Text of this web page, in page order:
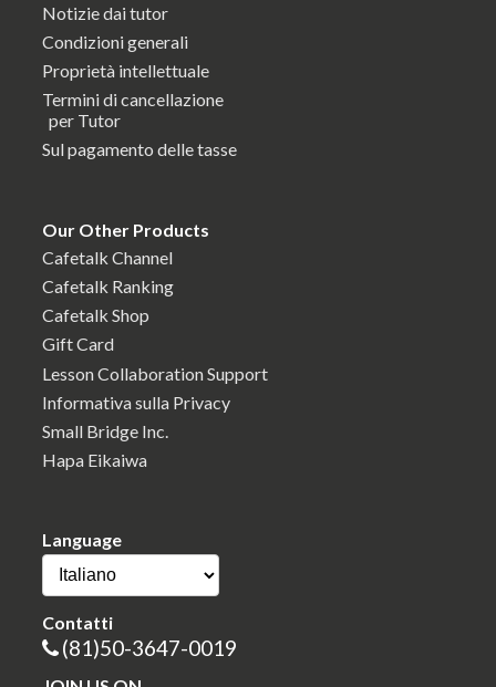
Notizie dai tutor
Condizioni generali
Proprietà intellettuale
Termini di cancellazione
per Tutor
Sul pagamento delle tasse
Our Other Products
Cafetalk Channel
Cafetalk Ranking
Cafetalk Shop
Gift Card
Lesson Collaboration Support
Informativa sulla Privacy
Small Bridge Inc.
Hapa Eikaiwa
Language
Contatti
(81)50-3647-0019